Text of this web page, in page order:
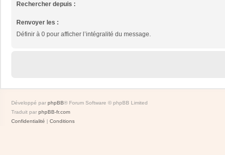
Rechercher depuis :
Renvoyer les :
Définir à 0 pour afficher l’intégralité du message.
Développé par phpBB® Forum Software © phpBB Limited
Traduit par phpBB-fr.com
Confidentialité | Conditions